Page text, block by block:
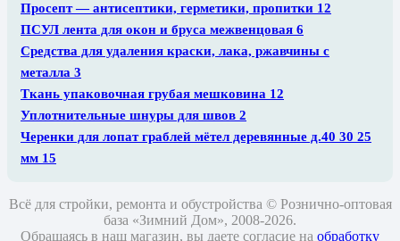
Просепт — антисептики, герметики, пропитки 12
ПСУЛ лента для окон и бруса межвенцовая 6
Средства для удаления краски, лака, ржавчины с
металла 3
Ткань упаковочная грубая мешковина 12
Уплотнительные шнуры для швов 2
Черенки для лопат граблей мётел деревянные д.40 30 25
мм 15
Всё для стройки, ремонта и обустройства © Рознично-оптовая
база «Зимний Дом», 2008-2026.
Обращаясь в наш магазин, вы даете согласие на обработку